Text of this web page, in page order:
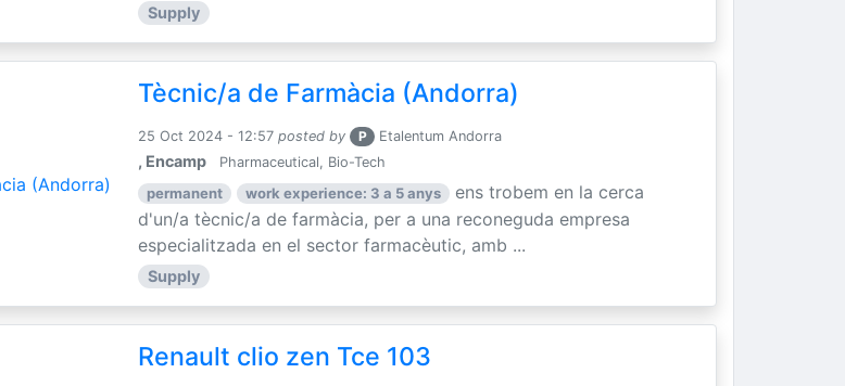
Supply
Tècnic/a de Farmàcia (Andorra)
25 Oct 2024 - 12:57 posted by P Etalentum Andorra
, Encamp Pharmaceutical, Bio-Tech
permanent work experience: 3 a 5 anys
ens trobem en la cerca
d'un/a tècnic/a de farmàcia, per a una reconeguda empresa
especialitzada en el sector farmacèutic, amb ...
Supply
Renault clio zen Tce 103